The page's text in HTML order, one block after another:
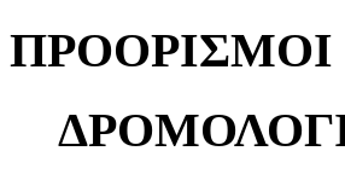
ΠΡΟΟΡΙΣΜΟΙ